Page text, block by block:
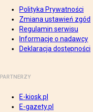
Polityka Prywatności
Zmiana ustawień zgód
Regulamin serwisu
Informacje o nadawcy
Deklaracja dostępności
PARTNERZY
E-kiosk.pl
E-gazety.pl